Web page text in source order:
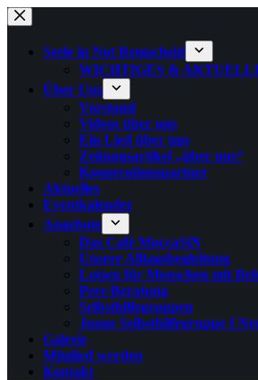
Zum
Inhalt
springenSeele in Not Remscheid
WICHTIGES &
Über Uns
Vorstand
Videos über uns
Ein Lied über uns
Zeitungsartikel „über uns“
Kooperationspartner
Aktuelles
Eventkalender
Angebote
Das Café MoccaSiN
Unsere Alltagsbegleitung
Lotsen für Menschen mit
Peer-Beratung
Selbsthilfegruppen
Junge Selbsthilfegruppe I
Galerie
Mitglied werden
Kontakt